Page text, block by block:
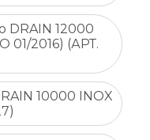
DRAIN 12000
01/2016) (АРТ.
10000 INOX